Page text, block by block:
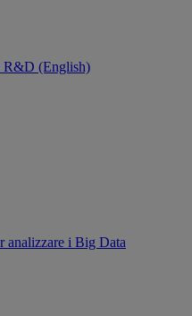
R&D (English)
analizzare i Big Data